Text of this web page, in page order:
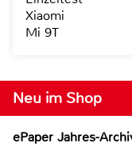
Neu im Shop
ePaper Jahres-
Xiaomi
Mi 9T